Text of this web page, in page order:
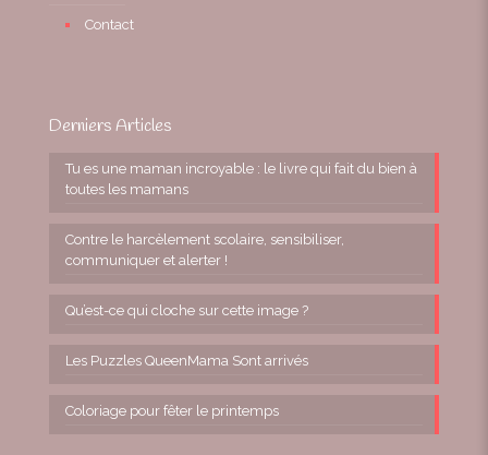
Contact
Derniers Articles
Tu es une maman incroyable : le livre qui fait du bien à
toutes les mamans
Contre le harcèlement scolaire, sensibiliser,
communiquer et alerter !
Qu’est-ce qui cloche sur cette image ?
Les Puzzles QueenMama Sont arrivés
Coloriage pour fêter le printemps